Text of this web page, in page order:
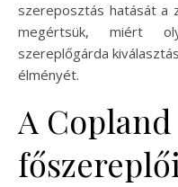
szereposztás hatását a
megértsük, miért
szereplőgárda
élményét.
A
főszereplői